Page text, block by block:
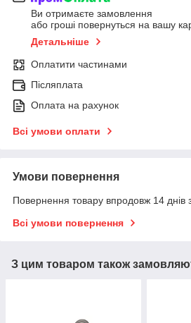
Ви отримаєте замовлення
або гроші повернуться на вашу
Детальніше
Оплатити частинами
Післяплата
Оплата на рахунок
Всі умови оплати
Умови повернення
Повернення товару впродовж 14 днів
Всі умови повернення
З цим товаром також